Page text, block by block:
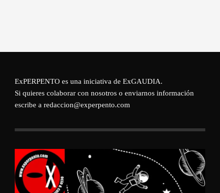
ExPERPENTO es una iniciativa de ExGAUDIA.
Si quieres colaborar con nosotros o enviarnos información
escribe a redaccion@experpento.com